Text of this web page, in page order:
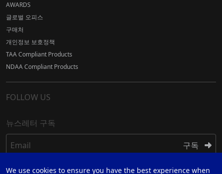
AWARDS
글로벌 오피스
구매처
개인정보 보호정책
TAA Compliant Products
NDAA Compliant Products
FOLLOW US
뉴스레터 구독
Email 구독
We use cookies to ensure you have the best experience when